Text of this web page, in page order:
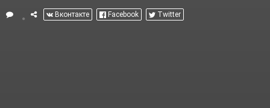
Вконтакте Facebook Twitter